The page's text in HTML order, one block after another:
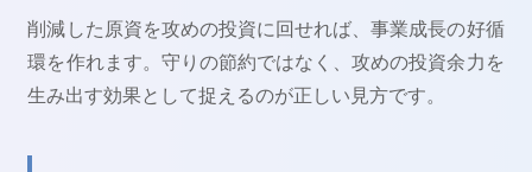
削減した原資を攻めの投資に回せれば、事業成長の好循
環を作れます。守りの節約ではなく、攻めの投資余力を
生み出す効果として捉えるのが正しい見方です。